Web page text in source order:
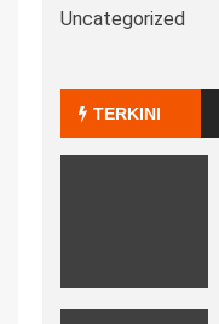
Uncategorized
TERKINI